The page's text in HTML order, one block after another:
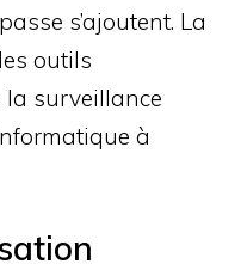
s’ajoutent. La
outils
la surveillance
à